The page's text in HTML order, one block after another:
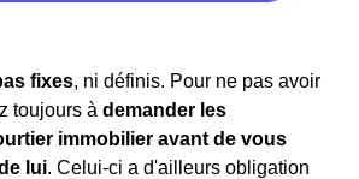
fixes, ni définis. Pour ne pas avoir
toujours à demander les
immobilier avant de vous
lui. Celui-ci a d'ailleurs obligation